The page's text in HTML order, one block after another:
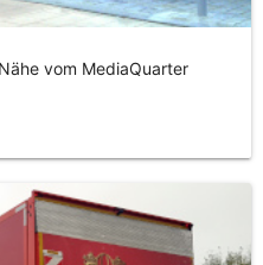
vom MediaQuarter